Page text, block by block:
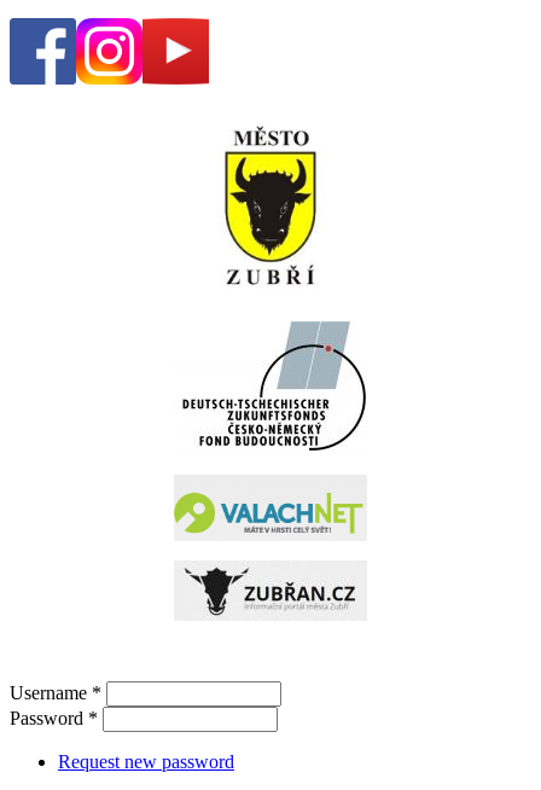
Username *
Password *
Request new password